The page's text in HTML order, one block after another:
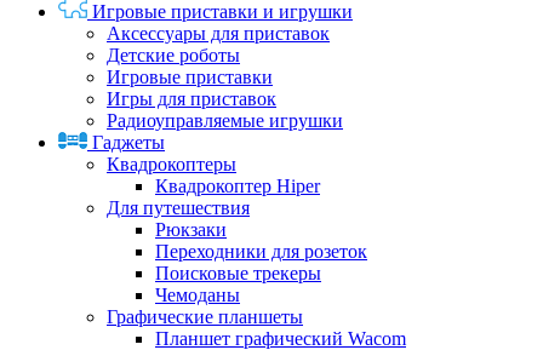
Игровые приставки и игрушки
Аксессуары для приставок
Детские роботы
Игровые приставки
Игры для приставок
Радиоуправляемые игрушки
Гаджеты
Квадрокоптеры
Квадрокоптер Hiper
Для путешествия
Рюкзаки
Переходники для розеток
Поисковые трекеры
Чемоданы
Графические планшеты
Планшет графический Wacom